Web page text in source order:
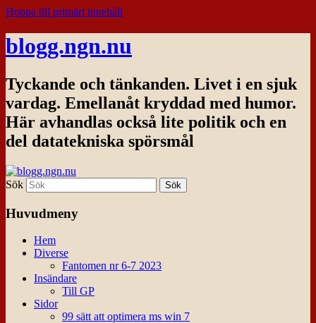
Hoppa till primärt innehåll
blogg.ngn.nu
Tyckande och tänkanden. Livet i en sjuk
vardag. Emellanåt kryddad med humor.
Här avhandlas också lite politik och en
del datatekniska spörsmål
Sök
Huvudmeny
Hem
Diverse
Fantomen nr 6-7 2023
Insändare
Till GP
Sidor
99 sätt att optimera ms win 7